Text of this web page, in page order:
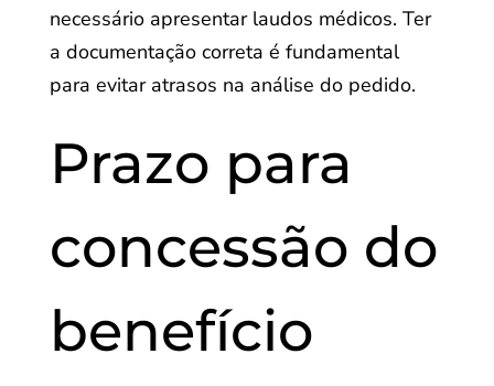
necessário apresentar laudos médicos. Ter
a documentação correta é fundamental
para evitar atrasos na análise do pedido.
Prazo para
concessão do
benefício